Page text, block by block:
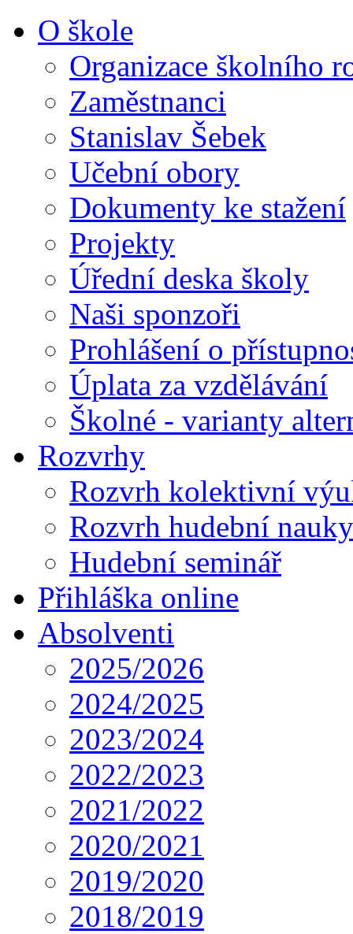
O škole
Organizace školního
Zaměstnanci
Stanislav Šebek
Učební obory
Dokumenty ke stažení
Projekty
Úřední deska školy
Naši sponzoři
Prohlášení o
Úplata za vzdělávání
Školné - varianty
Rozvrhy
Rozvrh kolektivní
Rozvrh hudební
Hudební seminář
Přihláška online
Absolventi
2025/2026
2024/2025
2023/2024
2022/2023
2021/2022
2020/2021
2019/2020
2018/2019